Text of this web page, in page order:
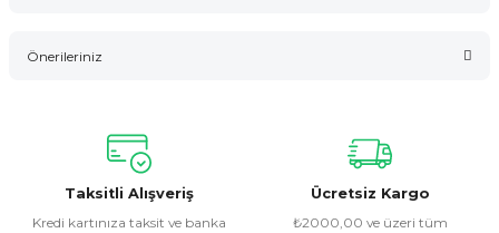
Önerileriniz
konularda yetersiz gördüğünüz noktaları öneri formunu
kullanarak tarafımıza iletebilirsiniz.
Görüş ve önerileriniz için teşekkür ederiz.
Taksitli Alışveriş
Kredi kartınıza taksit ve banka
Ücretsiz Kargo
₺2000,00 ve üzeri tüm